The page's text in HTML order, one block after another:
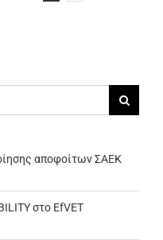
αποφοίτων ΣΑΕΚ
στο EfVET